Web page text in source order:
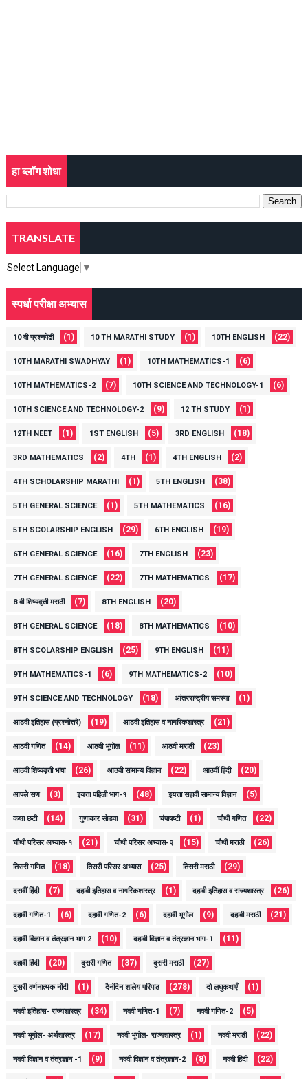
हा ब्लॉग शोधा
TRANSLATE
Select Language ▼
स्पर्धा परीक्षा अभ्यास
10 वी प्रश्नपेढी (1) 10 TH MARATHI STUDY (1) 10TH ENGLISH (22)
10TH MARATHI SWADHYAY (1) 10TH MATHEMATICS-1 (6)
10TH MATHEMATICS-2 (7) 10TH SCIENCE AND TECHNOLOGY-1 (6)
10TH SCIENCE AND TECHNOLOGY-2 (9) 12 TH STUDY (1)
12TH NEET (1) 1ST ENGLISH (5) 3RD ENGLISH (18)
3RD MATHEMATICS (2) 4TH (1) 4TH ENGLISH (2)
4TH SCHOLARSHIP MARATHI (1) 5TH ENGLISH (38)
5TH GENERAL SCIENCE (1) 5TH MATHEMATICS (16)
5TH SCOLARSHIP ENGLISH (29) 6TH ENGLISH (19)
6TH GENERAL SCIENCE (16) 7TH ENGLISH (23)
7TH GENERAL SCIENCE (22) 7TH MATHEMATICS (17)
8 वी शिष्यवृत्ती मराठी (7) 8TH ENGLISH (20)
8TH GENERAL SCIENCE (18) 8TH MATHEMATICS (10)
8TH SCOLARSHIP ENGLISH (25) 9TH ENGLISH (11)
9TH MATHEMATICS-1 (6) 9TH MATHEMATICS-2 (10)
9TH SCIENCE AND TECHNOLOGY (18) आंतरराष्ट्रीय समस्या (1)
आठवी इतिहास (प्रश्नोत्तरे) (19) आठवी इतिहास व नागरिकशास्त्र (21)
आठवी गणित (14) आठवी भूगोल (11) आठवी मराठी (23)
आठवी शिष्यवृत्ती भाषा (26) आठवी सामान्य विज्ञान (22) आठवीं हिंदी (20)
आपले सण (3) इयत्ता पहिली भाग-१ (48) इयत्ता सहावी सामान्य विज्ञान (5)
कक्षा छटी (14) गुणाकार सोडवा (31) चंपाषष्टी (1) चौथी गणित (22)
चौथी परिसर अभ्यास-१ (21) चौथी परिसर अभ्यास-२ (15) चौथी मराठी (26)
तिसरी गणित (18) तिसरी परिसर अभ्यास (25) तिसरी मराठी (29)
दसवीं हिंदी (7) दहावी इतिहास व नागरिकशास्त्र (1) दहावी इतिहास व राज्यशास्त्र (26)
दहावी गणित-1 (6) दहावी गणित-2 (6) दहावी भूगोल (9) दहावी मराठी (21)
दहावी विज्ञान व तंत्रज्ञान भाग 2 (10) दहावी विज्ञान व तंत्रज्ञान भाग-1 (11)
दहावी हिंदी (20) दुसरी गणित (37) दुसरी मराठी (27)
दुसरी वर्णनात्मक नोंदी (1) दैनंदिन शालेय परिपाठ (278) दो लघुकथाएँ (1)
नववी इतिहास- राज्यशास्त्र (34) नववी गणित-1 (7) नववी गणित-2 (5)
नववी भूगोल- अर्थशास्त्र (17) नववी भूगोल- राज्यशास्त्र (1) नववी मराठी (22)
नववी विज्ञान व तंत्रज्ञान -1 (9) नववी विज्ञान व तंत्रज्ञान-2 (8) नववी हिंदी (22)